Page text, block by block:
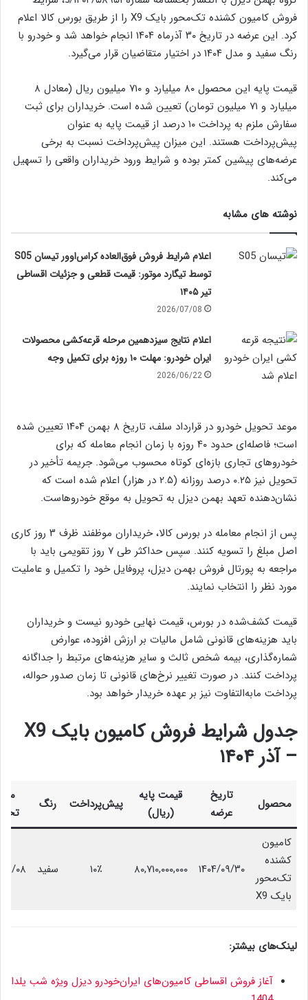
فروش کامیون کشنده تک‌محور بایک X9 را از طریق بورس کالا اعلام
کرد. این عرضه در تاریخ ۳۰ آذرماه ۱۴۰۴ انجام خواهد شد و خودرو با
رنگ سفید و مدل ۱۴۰۴ در اختیار متقاضیان قرار می‌گیرد.
قیمت پایه این محصول ۸۰ میلیارد و ۷۱۰ میلیون ریال (معادل ۸
میلیارد و ۷۱ میلیون تومان) تعیین شده است. خریداران برای ثبت
سفارش ملزم به پرداخت ۱۰ درصد از قیمت پایه به عنوان
پیش‌پرداخت هستند. این میزان پیش‌پرداخت نسبت به برخی
عرضه‌های پیشین کمتر بوده و شرایط ورود خریداران واقعی را تسهیل
می‌کند.
نوشته های مشابه
اعلام شرایط فروش فوق‌العاده کراس‌اوور تیسان S05
توسط تیگارد موتور: قیمت قطعی و جزئیات اقساطی
تیر ۱۴۰۵
2026/07/08
اعلام نتایج سیزدهمین مرحله قرعه‌کشی محصولات
ایران خودرو: مهلت ۱۰ روزه برای تکمیل وجه
2026/06/22
موعد تحویل خودرو در قرارداد سلف، تاریخ ۸ بهمن ۱۴۰۴ تعیین شده
است؛ فاصله‌ای حدود ۴۰ روزه با زمان انجام معامله که برای
خودروهای تجاری بازه‌ای کوتاه محسوب می‌شود. جریمه تأخیر در
تحویل نیز ۰.۲۵ درصد روزانه (۲.۵ در هزار) اعلام شده است که
نشان‌دهنده تعهد بهمن دیزل به تحویل به موقع خودروهاست.
پس از انجام معامله در بورس کالا، خریداران موظفند ظرف ۳ روز کاری
اصل مبلغ را تسویه کنند. سپس حداکثر طی ۷ روز تقویمی باید با
مراجعه به پورتال فروش بهمن دیزل، پروفایل خود را تکمیل و عاملیت
مورد نظر را انتخاب نمایند.
قیمت کشف‌شده در بورس، قیمت نهایی خودرو نیست و خریداران
باید هزینه‌های قانونی شامل مالیات بر ارزش افزوده، عوارض
شماره‌گذاری، بیمه شخص ثالث و سایر هزینه‌های مرتبط را جداگانه
پرداخت کنند. در صورت تغییر نرخ‌های قانونی تا زمان صدور حواله،
پرداخت مابه‌التفاوت نیز بر عهده خریدار خواهد بود.
جدول شرایط فروش کامیون بایک X9
– آذر ۱۴۰۴
محصول
تاریخ
عرضه
قیمت پایه
(ریال)
پیش‌پرداخت رنگ
کامیون
کشنده
تک‌محور
بایک X9
۱۴۰۴/۰۹/۳۰ ۸۰,۷۱۰,۰۰۰,۰۰۰ ۱۰٪ سفید ۱۴۰۴/
لینک‌های بیشتر:
آغاز فروش اقساطی کامیون‌های ایران‌خودرو دیزل ویژه شب یلدا